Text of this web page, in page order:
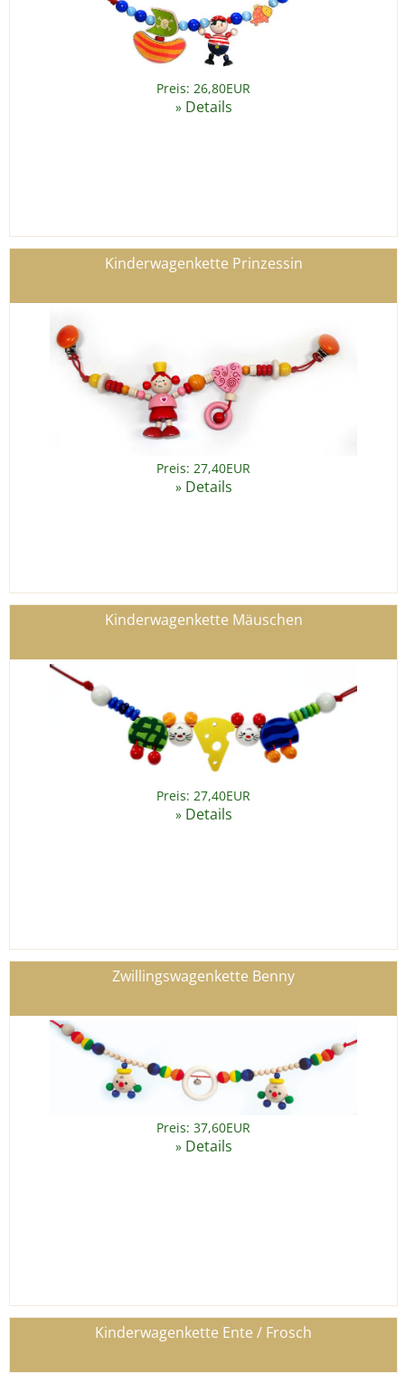
Preis: 26,80EUR
» Details
Kinderwagenkette Prinzessin
Preis: 27,40EUR
» Details
Kinderwagenkette Mäuschen
Preis: 27,40EUR
» Details
Zwillingswagenkette Benny
Preis: 37,60EUR
» Details
Kinderwagenkette Ente / Frosch